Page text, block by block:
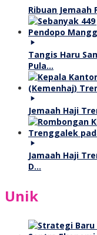
Ribuan
Tangis Haru
Pula…
Jemaah Haji
Jamaah Haji
D…
Unik